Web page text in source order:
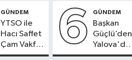
GÜNDEM
YTSO ile
Hacı Saffet
Çam Vakfı
Güçlerini
6 GÜNDEM
Başkan
Güçlü’den
Yalova'da
OSB'ler